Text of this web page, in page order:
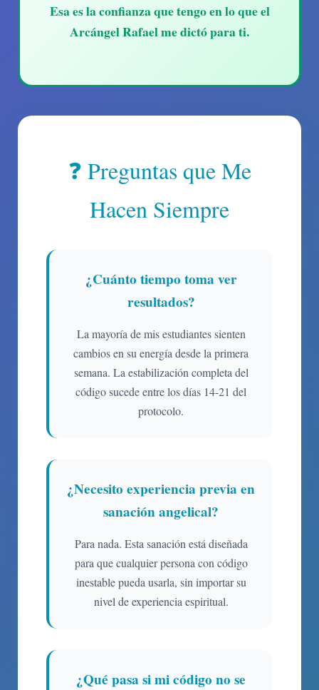
Esa es la confianza que tengo en lo que el
Arcángel Rafael me dictó para ti.
❓ Preguntas que Me
Hacen Siempre
¿Cuánto tiempo toma ver
resultados?
La mayoría de mis estudiantes sienten
cambios en su energía desde la primera
semana. La estabilización completa del
código sucede entre los días 14-21 del
protocolo.
¿Necesito experiencia previa en
sanación angelical?
Para nada. Esta sanación está diseñada
para que cualquier persona con código
inestable pueda usarla, sin importar su
nivel de experiencia espiritual.
¿Qué pasa si mi código no se